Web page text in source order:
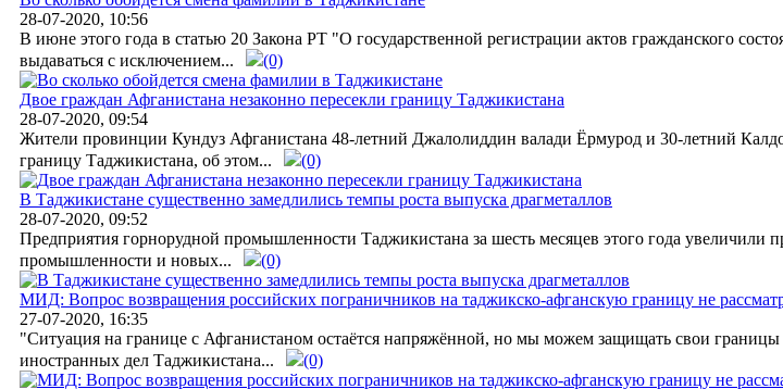
28-07-2020, 10:56
В июне этого года в статью 20 Закона РТ "О государственной регистрации актов гражданского
выдаваться с исключением...
(0)
Двое граждан Афганистана незаконно пересекли границу Таджикистана
28-07-2020, 09:54
Жители провинции Кундуз Афганистана 48-летний Джалолиддин валади Ёрмурод и 30-летний
границу Таджикистана, об этом...
(0)
В Таджикистане существенно замедлились темпы роста выпуска драгметаллов
28-07-2020, 09:52
Предприятия горнорудной промышленности Таджикистана за шесть месяцев этого года увеличили
промышленности и новых...
(0)
МИД: Вопрос возвращения российских пограничников на таджикско-афганскую границу не
27-07-2020, 16:35
"Ситуация на границе с Афганистаном остаётся напряжённой, но мы можем защищать свои
иностранных дел Таджикистана...
(0)